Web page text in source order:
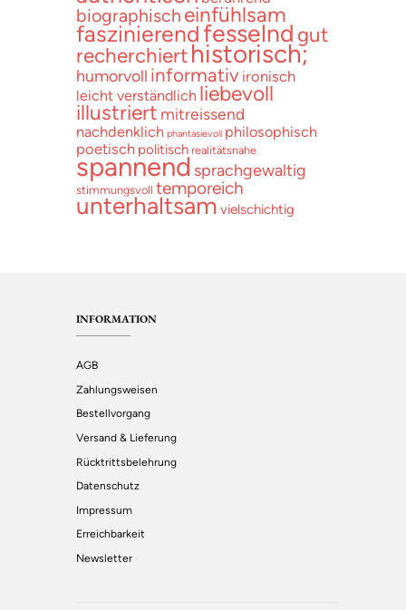
biographisch einfühlsam
faszinierendfesselnd gut
recherchierthistorisch;
humorvoll informativ ironisch
leicht verständlich liebevoll
illustriert mitreissend
nachdenklich phantasievoll philosophisch
poetisch politisch realitätsnahe
spannend sprachgewaltig
stimmungsvoll temporeich
unterhaltsam vielschichtig
INFORMATION
AGB
Zahlungsweisen
Bestellvorgang
Versand & Lieferung
Rücktrittsbelehrung
Datenschutz
Impressum
Erreichbarkeit
Newsletter